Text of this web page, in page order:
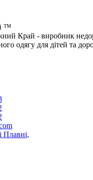
™
Край - виробник
одягу для дітей та
Плавні,